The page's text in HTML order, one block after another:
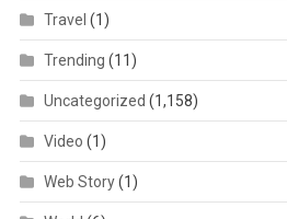
Travel (1)
Trending (11)
Uncategorized (1,158)
Video (1)
Web Story(1)